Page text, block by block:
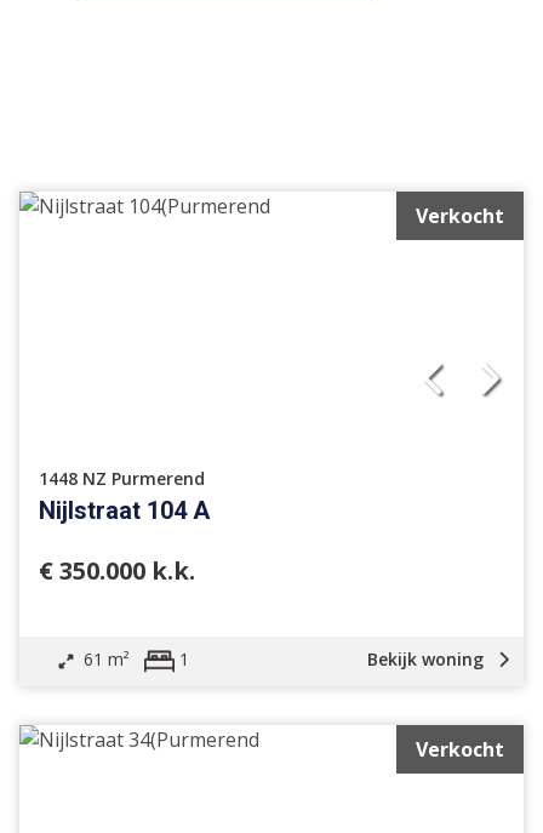
Verkocht
1448 NZ Purmerend
Nijlstraat 104 A
€ 350.000 k.k.
61 m² 1 Bekijk woning
Verkocht